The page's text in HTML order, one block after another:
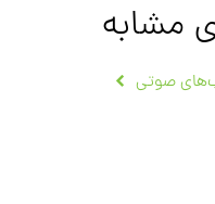
مشابه
صوتی